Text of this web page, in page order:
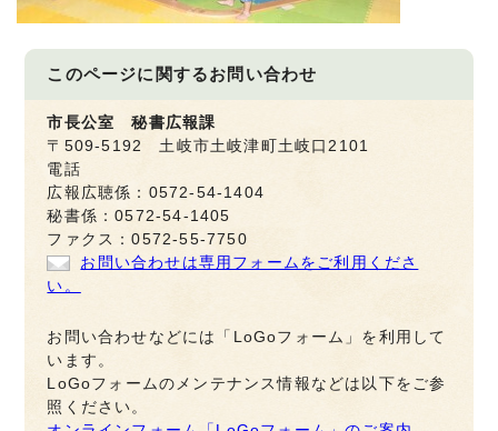
このページに関するお問い合わせ
市長公室 秘書広報課
〒509-5192 土岐市土岐津町土岐口2101
電話
広報広聴係：0572-54-1404
秘書係：0572-54-1405
ファクス：0572-55-7750
お問い合わせは専用フォームをご利用くださ
い。
お問い合わせなどには「LoGoフォーム」を利用して
います。
LoGoフォームのメンテナンス情報などは以下をご参
照ください。